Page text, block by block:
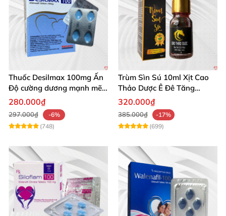
Thuốc Desilmax 100mg Ấn
Độ cường dương mạnh mẽ
tăng sinh lý phái mạnh
280.000₫
297.000₫
-6%
(748)
Trùm Sìn Sú 10ml Xịt Cao
Thảo Dược Ê Đê Tăng
Cường Sinh Lý
320.000₫
385.000₫
-17%
(699)